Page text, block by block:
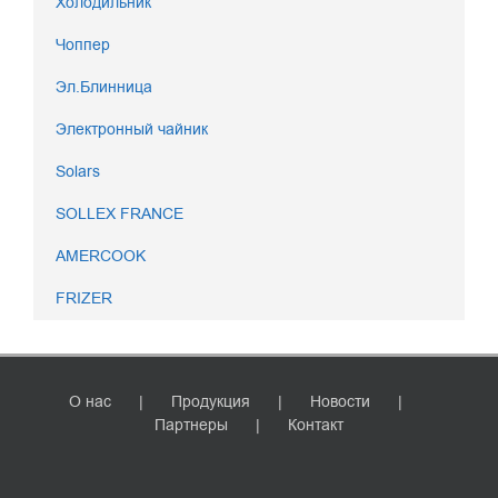
Чоппер
Эл.Блинница
Электронный чайник
Solars
SOLLEX FRANCE
AMERCOOK
FRIZER
О нас Продукция
Новости
Партнеры
Контакт